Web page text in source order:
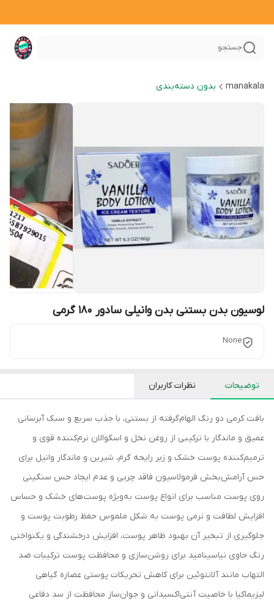
جستجو
manakala بدون دسته‌بندی
لوسیون بدن بستنی بدن وانیلی سادور 180 گرمی
None
توضیحات نظرات کاربران
بافت کرمی دو رنگ الهام‌گرفته از بستنی، با جذب سریع و سبک آبرسانی
عمیق و ماندگار با ترکیبی از روغن نخل و اسکوالان نرم‌کننده قوی و
ترمیم‌کننده پوست خشک و زبر رایحه گرم، شیرین و ماندگار وانیل برای
حس آرامش‌بخش فرمولاسیون فاقد چربی و عدم ایجاد حس سنگینی
روی پوست مناسب برای انواع پوست به‌ویژه پوست‌های خشک و حساس
افزایش لطافت و نرمی پوست به شکل ملموس حفظ رطوبت پوست و
جلوگیری از تبخیر آن بهبود ظاهر پوست، افزایش درخشندگی و یکنواختی
رنگ حاوی نیاسینامید برای روشن‌سازی و محافظت پوست ترکیبات ضد
التهاب مانند آلانتوئین برای کاهش تحریکات پوستی عصاره گیاهی
لیزیماکیا با خاصیت آنتی‌اکسیدانی و جوان‌ساز محافظت از سد دفاعی